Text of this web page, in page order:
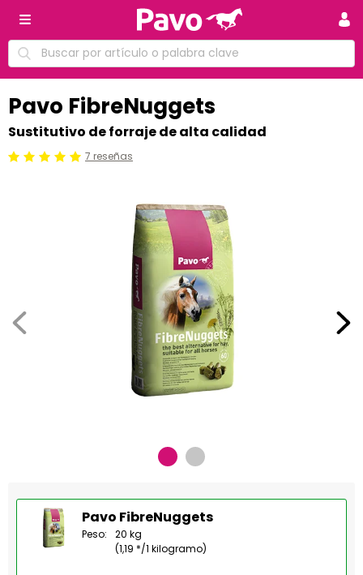
Pavo FibreNuggets
Sustitutivo de forraje de alta calidad
Calificación: 5 /5 7 reseñas
Pavo FibreNuggets
Peso:
20 kg
(1,19 */1 kilogramo)